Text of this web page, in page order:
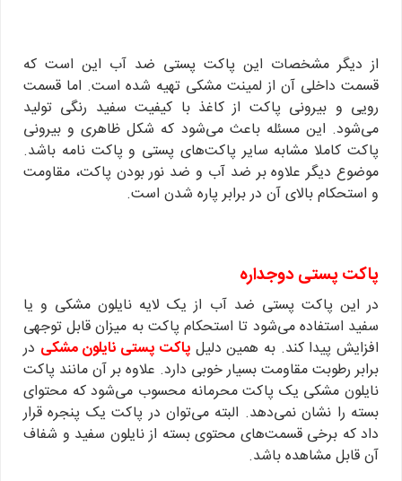
از دیگر مشخصات این پاکت پستی ضد آب این است که
قسمت داخلی آن از لمینت مشکی تهیه شده است. اما قسمت
رویی و بیرونی پاکت از کاغذ با کیفیت سفید رنگی تولید
می‌شود. این مسئله باعث می‌شود که شکل ظاهری و بیرونی
پاکت کاملا مشابه سایر پاکت‌های پستی و پاکت نامه باشد.
موضوع دیگر علاوه بر ضد آب و ضد نور بودن پاکت، مقاومت
و استحکام بالای آن در برابر پاره شدن است.
پاکت پستی دوجداره
در این پاکت پستی ضد آب از یک لایه نایلون مشکی و یا
سفید استفاده می‌شود تا استحکام پاکت به میزان قابل توجهی
افزایش پیدا کند. به همین دلیلپاکت پستی نایلون مشکی در
برابر رطوبت مقاومت بسیار خوبی دارد. علاوه بر آن مانند پاکت
نایلون مشکی یک پاکت محرمانه محسوب می‌شود که محتوای
بسته را نشان نمی‌دهد. البته می‌توان در پاکت یک پنجره قرار
داد که برخی قسمت‌های محتوی بسته از نایلون سفید و شفاف
آن قابل مشاهده باشد.